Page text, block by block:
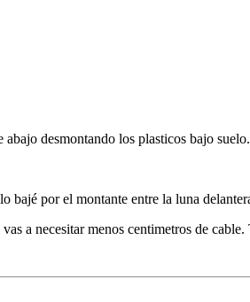
abajo desmontando los plasticos bajo
bajé por el montante entre la luna
a necesitar menos centimetros de